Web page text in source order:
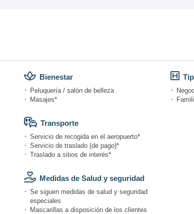
Bienestar
Peluquería / salón de belleza
Masajes*
Transporte
Servicio de recogida en el aeropuerto*
Servicio de traslado (de pago)*
Traslado a sitios de interés*
Medidas de Salud y seguridad
Se siguen medidas de salud y seguridad
especiales
Mascarillas a disposición de los clientes